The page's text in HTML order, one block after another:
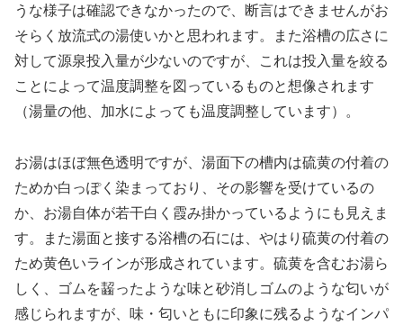
うな様子は確認できなかったので、断言はできませんがお
そらく放流式の湯使いかと思われます。また浴槽の広さに
対して源泉投入量が少ないのですが、これは投入量を絞る
ことによって温度調整を図っているものと想像されます
（湯量の他、加水によっても温度調整しています）。
お湯はほぼ無色透明ですが、湯面下の槽内は硫黄の付着の
ためか白っぽく染まっており、その影響を受けているの
か、お湯自体が若干白く霞み掛かっているようにも見えま
す。また湯面と接する浴槽の石には、やはり硫黄の付着の
ため黄色いラインが形成されています。硫黄を含むお湯ら
しく、ゴムを齧ったような味と砂消しゴムのような匂いが
感じられますが、味・匂いともに印象に残るようなインパ